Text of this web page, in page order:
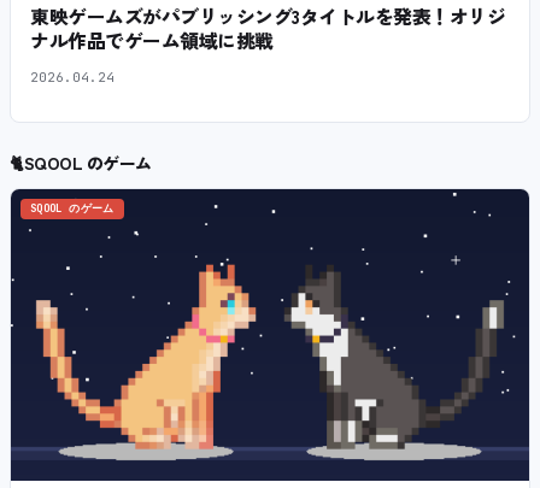
東映ゲームズがパブリッシング3タイトルを発表！オリジ
ナル作品でゲーム領域に挑戦
2026.04.24
🐈SQOOL のゲーム
SQOOL のゲーム